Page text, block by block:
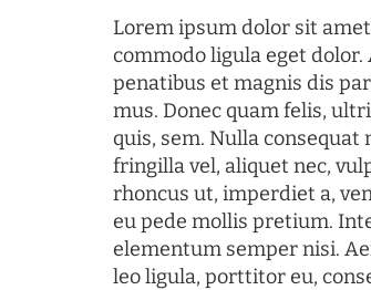
Lorem ipsum dolor sit
commodo ligula eget dolor.
penatibus et magnis dis
mus. Donec quam felis,
quis, sem. Nulla consequat
fringilla vel, aliquet nec,
rhoncus ut, imperdiet a,
eu pede mollis pretium.
elementum semper nisi.
leo ligula, porttitor eu,